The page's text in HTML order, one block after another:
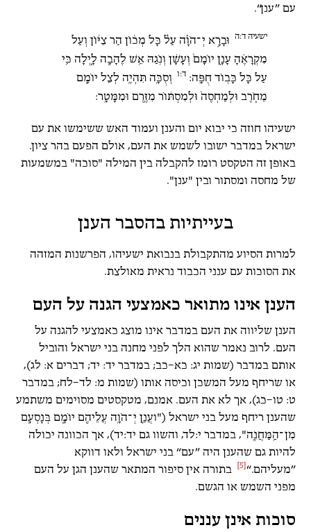
עם”ענן“.
ישעיה ד:ה וּבָרָ֣א יְ־הֹוָ֡ה עַל֩ כָּל מְכ֨וֹן הַר צִיּ֜וֹן וְעַל
מִקְרָאֶ֗הָ עָנָ֤ן יוֹמָם֙ וְעָשָׁ֔ן וְנֹ֛גַהּ אֵ֥שׁ לֶהָבָ֖ה לָ֑יְלָה כִּ֥י
עַל כָּל כָּב֖וֹד חֻפָּֽה: ד:ו וְסֻכָּ֛ה תִּהְיֶ֥ה לְצֵל יוֹמָ֖ם
מֵחֹ֑רֶב וּלְמַחְסֶה֙ וּלְמִסְתּ֔וֹר מִזֶּ֖רֶם וּמִמָּטָֽר:
ישעיהו חוזה כי יבוא יום והענן ועמוד האש ששימשו את עם
ישראל במדבר ישובו לשמש את העם, אולם הפעם בהר ציון.
באופן זה הטקסט רומז להקבלה בין המילה "סוכה" במשמעות
של מחסה ומסתור ובין "ענן".
בעייתיות בהסבר הענן
למרות הסיוע מהתקבולת בנבואת ישעיהו, הפרשנות המזהה
את הסוכות עם ענני הכבוד נראית מאולצת.
הענן אינו מתואר כאמצעי הגנה על העם
הענן שליווה את העם במדבר אינו מוצג כאמצעי להגנה על
העם. לרוב נאמר שהוא הלך לפני מחנה בני ישראל והוביל
אותם במדבר (שמות יג: כא–כב; במדבר יד: יד; דברים א: לג),
או שריחף מעל המשכן וכיסה אותו (שמות מ: לד–לח; במדבר
ט: טו–כג), אך לא את העם. אמנם, מטקסטים מסוימים משתמע
שהענן ריחף מעל בני ישראל ("ועֲנַ֧ן יְ־הֹוָ֛ה עֲלֵיהֶ֖ם יוֹמָ֑ם בְּנׇסְעָ֖ם
מִן־הַֽמַּחֲנֶֽה", במדבר י:לד, והשוו גם יד:יד), אך הכוונה יכולה
להיות גם שהענן היה ”עם“ בני ישראל ולאו דווקא
”מעליהם.“[5]
בתורה אין סיפור המתאר שהענן הגן על העם
מפני השמש או הגשם.
סוכות אינן עננים